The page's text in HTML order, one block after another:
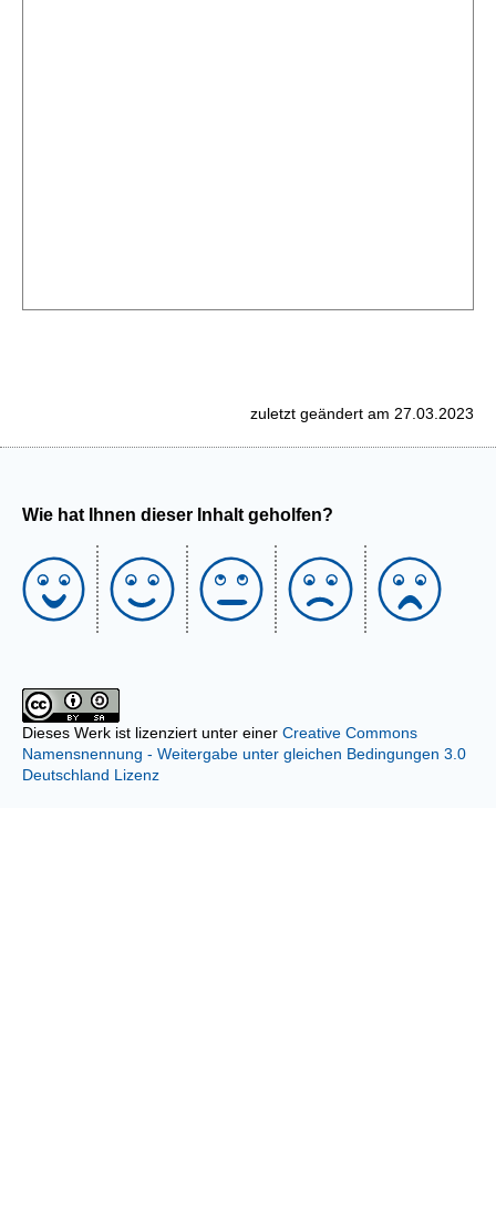
zuletzt geändert am 27.03.2023
Wie hat Ihnen dieser Inhalt geholfen?
Dieses Werk ist lizenziert unter einer Creative Commons
Namensnennung - Weitergabe unter gleichen Bedingungen 3.0
Deutschland Lizenz